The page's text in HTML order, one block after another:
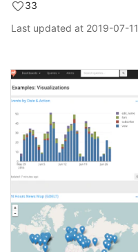
33
Last updated at 2019-07-11